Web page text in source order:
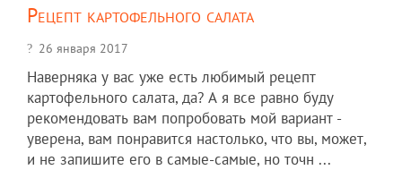
Рецепт картофельного салата
26 января 2017
Наверняка у вас уже есть любимый рецепт
картофельного салата, да? А я все равно буду
рекомендовать вам попробовать мой вариант -
уверена, вам понравится настолько, что вы, может,
и не запишите его в самые-самые, но точн ...